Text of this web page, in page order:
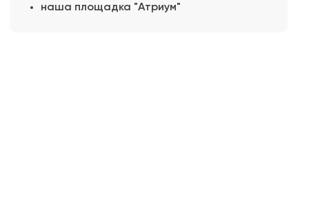
наша площадка "Атриум"